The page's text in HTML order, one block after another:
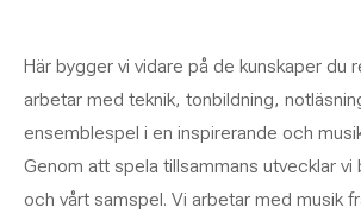
Här bygger vi vidare på de kunskaper du
arbetar med teknik, tonbildning,
ensemblespel i en inspirerande och
Genom att spela tillsammans utvecklar vi
och vårt samspel. Vi arbetar med musik